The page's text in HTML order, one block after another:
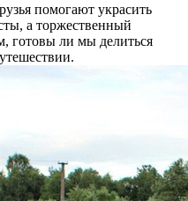
помогают украсить
а торжественный
готовы ли мы делиться